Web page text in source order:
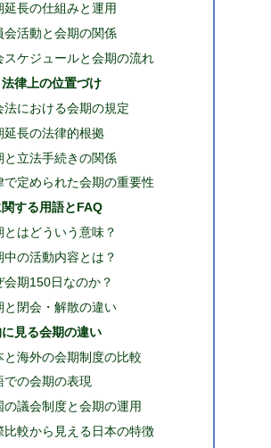
延長の仕組みと運用
会活動と会期の関係
スケジュールと会期の流れ
律上の位置づけ
法における会期の規定
延長の法律的根拠
と立法手続きの関係
で定められた会期の重要性
する用語とFAQ
とはどういう意味？
中の活動内容とは？
会期150日なのか？
と閉会・解散の違い
に見る会期の違い
と海外の会期制度の比較
での会期の表現
の議会制度と会期の運用
比較から見える日本の特徴